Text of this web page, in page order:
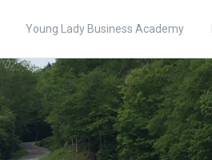
Young Lady Business Academy